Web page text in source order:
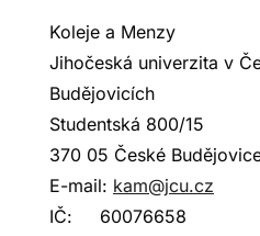
Koleje a Menzy
Jihočeská univerzita v
Budějovicích
Studentská 800/15
370 05 České
E-mail: kam@jcu.cz
IČ: 60076658